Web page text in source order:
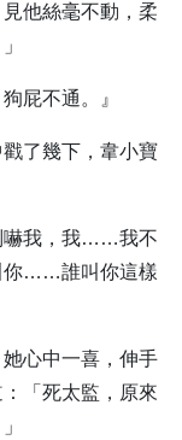
他絲毫不動，柔
屁不通。』
了幾下，韋小寶
我，我……我不
你……誰叫你這樣
心中一喜，伸手
「死太監，原來